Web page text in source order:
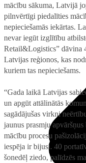
mācību sākuma, Latvijā
pilnvērtīgi piedalīties
nepieciešamās iekārtas.
nevar iegūt izglītību
Retail&Logistics” dāvina
Latvijas reģionos, kas
kuriem tas nepieciešams.
“Gada laikā Latvijas
un apgūt attālinātās
sagādājušas virkni
jaunus prasmju
mācību procesu
iespēja ir bijusi. 40
šonedēļ ziedo, palīdzēs